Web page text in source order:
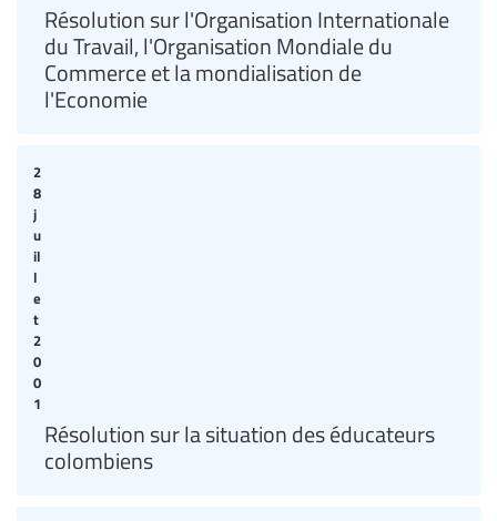
Résolution sur l'Organisation Internationale
du Travail, l'Organisation Mondiale du
Commerce et la mondialisation de
l'Economie
2
8
j
u
il
l
e
t
2
0
0
1
Résolution sur la situation des éducateurs
colombiens